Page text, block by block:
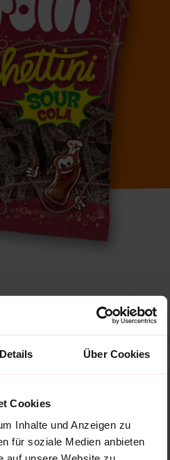
Details Über Cookies
Cookies
Inhalte und Anzeigen zu
für soziale Medien anbieten